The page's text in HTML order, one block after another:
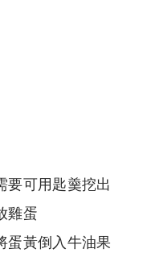
要可用匙羹挖出
雞蛋
蛋黃倒入牛油果